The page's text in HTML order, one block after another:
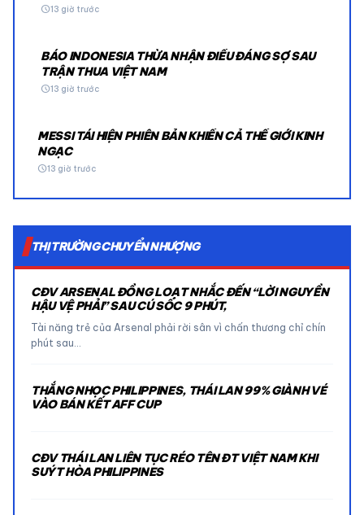
schedule13 giờ trước
BÁO INDONESIA THỪA NHẬN ĐIỀU ĐÁNG SỢ SAU
TRẬN THUA VIỆT NAM
schedule13 giờ trước
MESSI TÁI HIỆN PHIÊN BẢN KHIẾN CẢ THẾ GIỚI KINH
NGẠC
schedule13 giờ trước
THỊ TRƯỜNG CHUYỂN NHƯỢNG
CĐV ARSENAL ĐỒNG LOẠT NHẮC ĐẾN “LỜI NGUYỀN
HẬU VỆ PHẢI” SAU CÚ SỐC 9 PHÚT,
Tài năng trẻ của Arsenal phải rời sân vì chấn thương chỉ chín
phút sau…
THẮNG NHỌC PHILIPPINES, THÁI LAN 99% GIÀNH VÉ
VÀO BÁN KẾT AFF CUP
CĐV THÁI LAN LIÊN TỤC RÉO TÊN ĐT VIỆT NAM KHI
SUÝT HÒA PHILIPPINES